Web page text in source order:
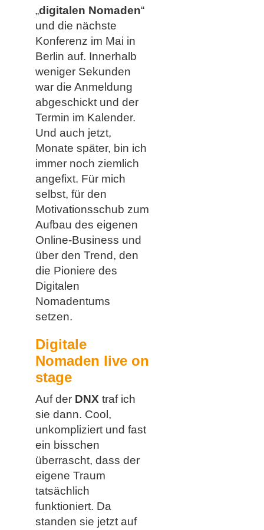
„digitalen Nomaden“
und die nächste
Konferenz im Mai in
Berlin auf. Innerhalb
weniger Sekunden
war die Anmeldung
abgeschickt und der
Termin im Kalender.
Und auch jetzt,
Monate später, bin ich
immer noch ziemlich
angefixt. Für mich
selbst, für den
Motivationsschub zum
Aufbau des eigenen
Online-Business und
über den Trend, den
die Pioniere des
Digitalen
Nomadentums
setzen.
Digitale
Nomaden live on
stage
Auf der DNX traf ich
sie dann. Cool,
unkompliziert und fast
ein bisschen
überrascht, dass der
eigene Traum
tatsächlich
funktioniert. Da
standen sie jetzt auf